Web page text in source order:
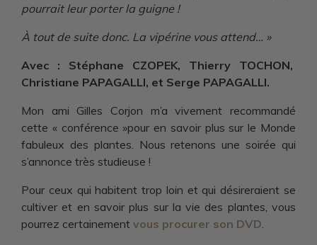
pourrait leur porter la guigne !
À tout de suite donc. La vipérine vous attend… »
Avec : Stéphane CZOPEK, Thierry TOCHON,
Christiane PAPAGALLI, et Serge PAPAGALLI.
Mon ami Gilles Corjon m’a vivement recommandé
cette « conférence »pour en savoir plus sur le Monde
fabuleux des plantes. Nous retenons une soirée qui
s’annonce très studieuse !
Pour ceux qui habitent trop loin et qui désireraient se
cultiver et en savoir plus sur la vie des plantes, vous
pourrez certainement vous procurer son DVD.